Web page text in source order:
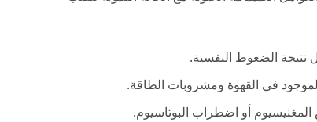
نتيجة الضغوط النفسية.
في القهوة ومشروبات الطاقة.
المغنيسيوم أو اضطراب البوتاسيوم.